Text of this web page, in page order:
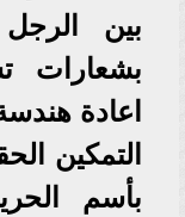
بين
بشعارات
اعادة
التمكين
بأسم